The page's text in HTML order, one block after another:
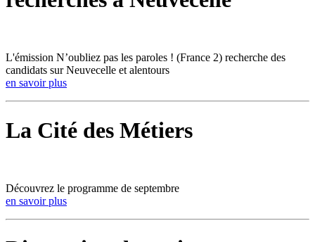
L'émission N’oubliez pas les paroles ! (France 2) recherche des
candidats sur Neuvecelle et alentours
en savoir plus
La Cité des Métiers
Découvrez le programme de septembre
en savoir plus